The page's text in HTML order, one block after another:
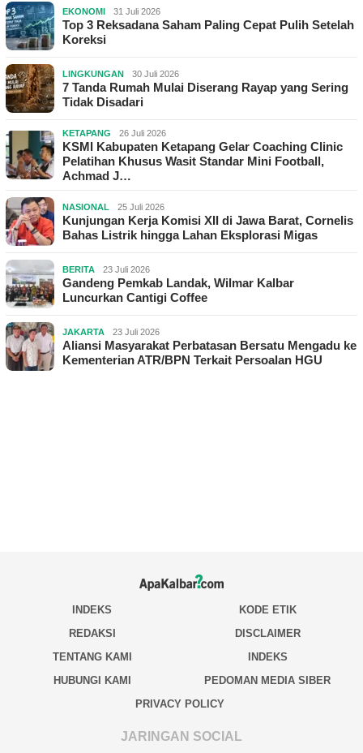
EKONOMI 31 Juli 2026
Top 3 Reksadana Saham Paling Cepat Pulih Setelah
Koreksi
LINGKUNGAN 30 Juli 2026
7 Tanda Rumah Mulai Diserang Rayap yang Sering
Tidak Disadari
KETAPANG 26 Juli 2026
KSMI Kabupaten Ketapang Gelar Coaching Clinic
Pelatihan Khusus Wasit Standar Mini Football,
Achmad J…
NASIONAL 25 Juli 2026
Kunjungan Kerja Komisi XII di Jawa Barat, Cornelis
Bahas Listrik hingga Lahan Eksplorasi Migas
BERITA 23 Juli 2026
Gandeng Pemkab Landak, Wilmar Kalbar
Luncurkan Cantigi Coffee
JAKARTA 23 Juli 2026
Aliansi Masyarakat Perbatasan Bersatu Mengadu ke
Kementerian ATR/BPN Terkait Persoalan HGU
INDEKS
KODE ETIK
REDAKSI
DISCLAIMER
TENTANG KAMI
INDEKS
HUBUNGI KAMI
PEDOMAN MEDIA SIBER
PRIVACY POLICY
JARINGAN SOCIAL